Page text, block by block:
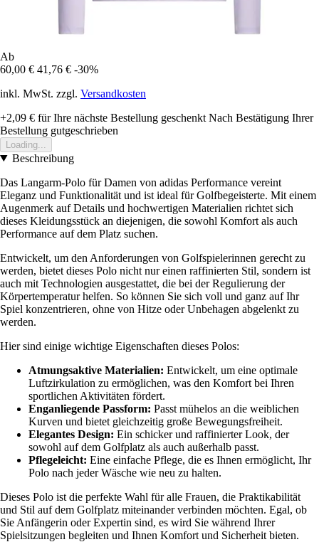
Ab
60,00 € 41,76 € -30%
inkl. MwSt. zzgl. Versandkosten
+2,09 € für Ihre nächste Bestellung geschenkt Nach Bestätigung Ihrer
Bestellung gutgeschrieben
Loading...
Beschreibung
Das Langarm-Polo für Damen von adidas Performance vereint
Eleganz und Funktionalität und ist ideal für Golfbegeisterte. Mit einem
Augenmerk auf Details und hochwertigen Materialien richtet sich
dieses Kleidungsstück an diejenigen, die sowohl Komfort als auch
Performance auf dem Platz suchen.
Entwickelt, um den Anforderungen von Golfspielerinnen gerecht zu
werden, bietet dieses Polo nicht nur einen raffinierten Stil, sondern ist
auch mit Technologien ausgestattet, die bei der Regulierung der
Körpertemperatur helfen. So können Sie sich voll und ganz auf Ihr
Spiel konzentrieren, ohne von Hitze oder Unbehagen abgelenkt zu
werden.
Hier sind einige wichtige Eigenschaften dieses Polos:
Atmungsaktive Materialien: Entwickelt, um eine optimale
Luftzirkulation zu ermöglichen, was den Komfort bei Ihren
sportlichen Aktivitäten fördert.
Enganliegende Passform: Passt mühelos an die weiblichen
Kurven und bietet gleichzeitig große Bewegungsfreiheit.
Elegantes Design: Ein schicker und raffinierter Look, der
sowohl auf dem Golfplatz als auch außerhalb passt.
Pflegeleicht: Eine einfache Pflege, die es Ihnen ermöglicht, Ihr
Polo nach jeder Wäsche wie neu zu halten.
Dieses Polo ist die perfekte Wahl für alle Frauen, die Praktikabilität
und Stil auf dem Golfplatz miteinander verbinden möchten. Egal, ob
Sie Anfängerin oder Expertin sind, es wird Sie während Ihrer
Spielsitzungen begleiten und Ihnen Komfort und Sicherheit bieten.